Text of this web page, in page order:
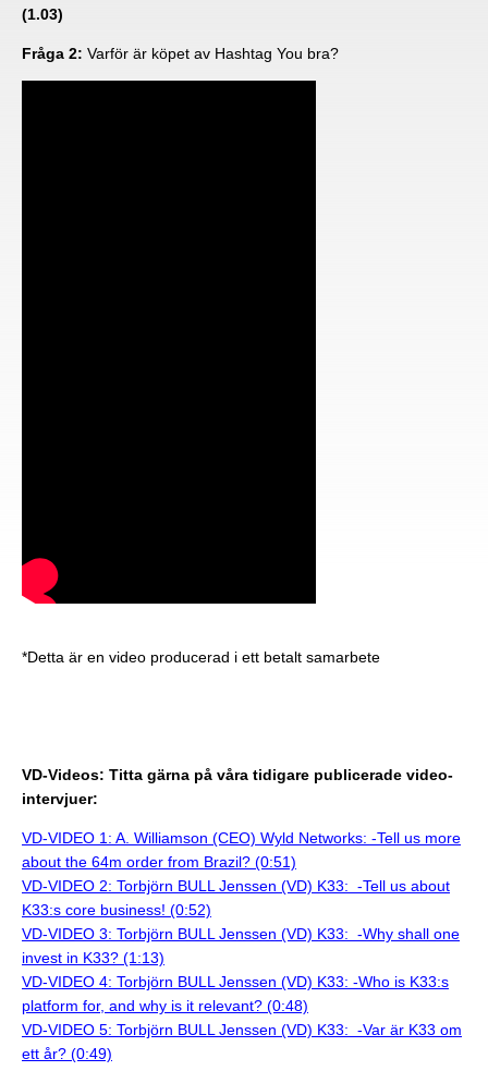
(1.03)
Fråga 2: Varför är köpet av Hashtag You bra?
*Detta är en video producerad i ett betalt samarbete
VD-Videos: Titta gärna på våra tidigare publicerade video-
intervjuer:
VD-VIDEO 1: A. Williamson (CEO) Wyld Networks: -Tell us more
about the 64m order from Brazil? (0:51)
VD-VIDEO 2: Torbjörn BULL Jenssen (VD) K33: -Tell us about
K33:s core business! (0:52)
VD-VIDEO 3: Torbjörn BULL Jenssen (VD) K33: -Why shall one
invest in K33? (1:13)
VD-VIDEO 4: Torbjörn BULL Jenssen (VD) K33: -Who is K33:s
platform for, and why is it relevant? (0:48)
VD-VIDEO 5: Torbjörn BULL Jenssen (VD) K33: -Var är K33 om
ett år? (0:49)